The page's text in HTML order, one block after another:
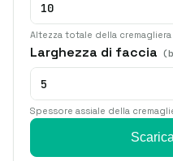
Altezza totale della cremagliera
Larghezza di faccia
Spessore assiale della